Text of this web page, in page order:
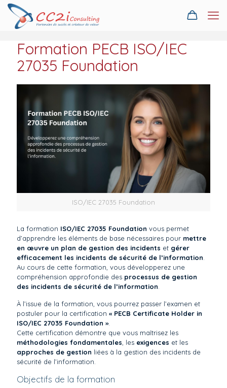
Formation PECB ISO/IEC
27035 Foundation
ISO/IEC 27035 Foundation
La formation ISO/IEC 27035 Foundation vous permet
d’apprendre les éléments de base nécessaires pour mettre
en œuvre un plan de gestion des incidents et gérer
efficacement les incidents de sécurité de l’information
Au cours de cette formation, vous développerez une
compréhension approfondie des processus de gestion
des incidents de sécurité de l’information
À l’issue de la formation, vous pourrez passer l’examen et
postuler pour la certification « PECB Certificate Holder in
ISO/IEC 27035 Foundation ».
Cette certification démontre que vous maîtrisez les
méthodologies fondamentales , les exigences et les
approches de gestion liées à la gestion des incidents de
sécurité de l’information.
Objectifs de la formation